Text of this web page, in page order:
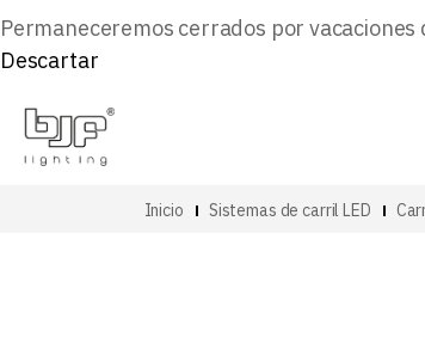
Permaneceremos cerrados por
Descartar
Inicio Sistemas de carril LED